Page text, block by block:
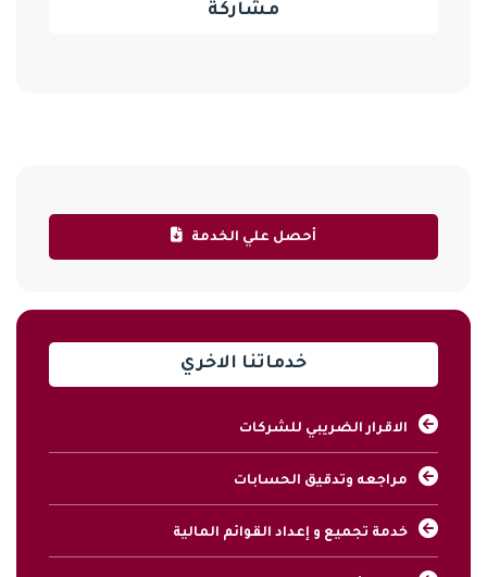
مشاركة
أحصل علي الخدمة
خدماتنا الاخري
الاقرار الضريبي للشركات
مراجعه وتدقيق الحسابات
خدمة تجميع و إعداد القوائم المالية